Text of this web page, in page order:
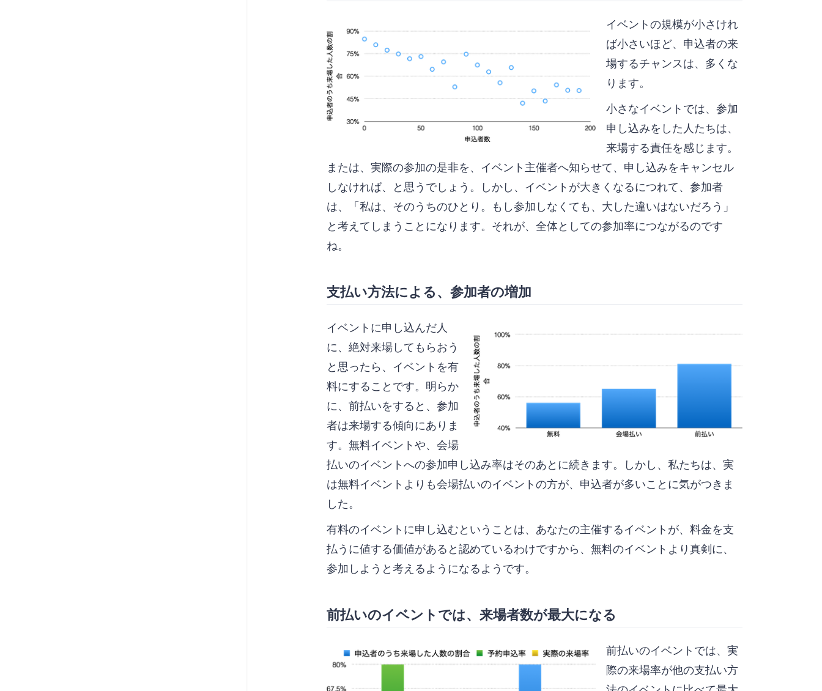
イベントの規模が小さけれ
ば小さいほど、申込者の来
場するチャンスは、多くな
ります。
小さなイベントでは、参加
申し込みをした人たちは、
来場する責任を感じます。
または、実際の参加の是非を、イベント主催者へ知らせて、申し込みをキャンセル
しなければ、と思うでしょう。しかし、イベントが大きくなるにつれて、参加者
は、「私は、そのうちのひとり。もし参加しなくても、大した違いはないだろう」
と考えてしまうことになります。それが、全体としての参加率につながるのです
ね。
支払い方法による、参加者の増加
イベントに申し込んだ人
に、絶対来場してもらおう
と思ったら、イベントを有
料にすることです。明らか
に、前払いをすると、参加
者は来場する傾向にありま
す。無料イベントや、会場
払いのイベントへの参加申し込み率はそのあとに続きます。しかし、私たちは、実
は無料イベントよりも会場払いのイベントの方が、申込者が多いことに気がつきま
した。
有料のイベントに申し込むということは、あなたの主催するイベントが、料金を支
払うに値する価値があると認めているわけですから、無料のイベントより真剣に、
参加しようと考えるようになるようです。
前払いのイベントでは、来場者数が最大になる
前払いのイベントでは、実
際の来場率が他の支払い方